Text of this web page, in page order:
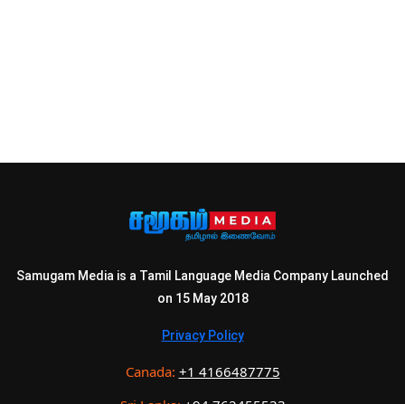
Samugam Media is a Tamil Language Media Company Launched
on 15 May 2018
Privacy Policy
Canada: +1 4166487775